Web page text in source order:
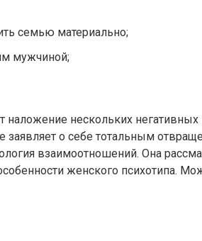
семью материально;
мужчиной;
нескольких
заявляет о себе тотальным
взаимоотношений. Она
женского психотипа.